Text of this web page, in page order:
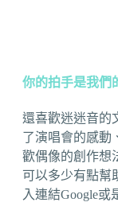
你的拍手是我們
還喜歡迷迷音的
了演唱會的感動
歡偶像的創作想
可以多少有點幫
入連結Google